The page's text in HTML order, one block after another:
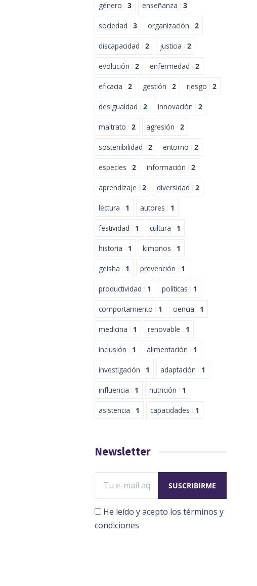
género 3 enseñanza 3
sociedad 3 organización 2
discapacidad 2 justicia 2
evolución 2 enfermedad 2
eficacia 2 gestión 2 riesgo 2
desigualdad 2 innovación 2
maltrato 2 agresión 2
sostenibilidad 2 entorno 2
especies 2 información 2
aprendizaje 2 diversidad 2
lectura 1 autores 1
festividad 1 cultura 1
historia 1 kimonos 1
geisha 1 prevención 1
productividad 1 políticas 1
comportamiento 1 ciencia 1
medicina 1 renovable 1
inclusión 1 alimentación 1
investigación 1 adaptación 1
influencia 1 nutrición 1
asistencia 1 capacidades 1
Newsletter
He leído y acepto los términos y
condiciones